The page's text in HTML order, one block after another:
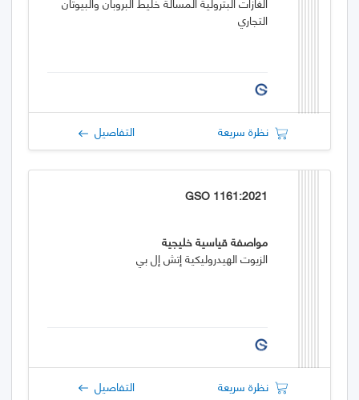
التجاري
نظرة سريعة التفاصيل
GSO 1161:2021
مواصفة قياسية خليجية
الزيوت الهيدروليكية إتش إل بي
نظرة سريعة التفاصيل